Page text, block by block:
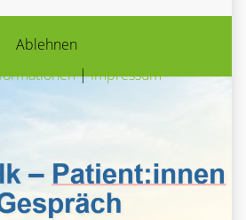
Ablehnen
|Impressum